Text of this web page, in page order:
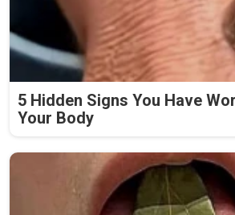
5 Hidden Signs You Have
Your Body